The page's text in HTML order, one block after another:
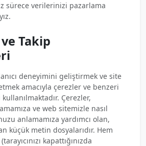
sürece verilerinizi pazarlama
Takip
deneyimini geliştirmek ve site
amacıyla çerezler ve benzeri
Çerezler,
ve web sitemizle nasıl
anlamamıza yardımcı olan,
küçük metin dosyalarıdır. Hem
kapattığınızda